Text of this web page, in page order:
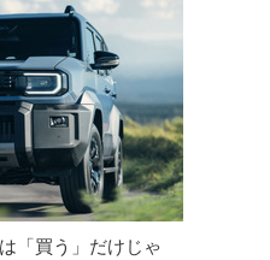
「買う」だけじゃ